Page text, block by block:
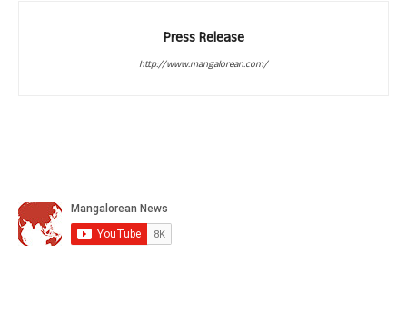
Press Release
http://www.mangalorean.com/